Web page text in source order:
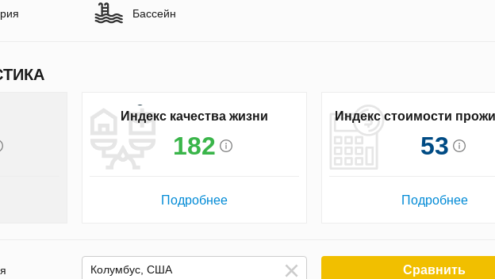
Бассейн
Индекс качества жизни
182
Подробнее
Индекс стоимости
53
Подробнее
Сравнить